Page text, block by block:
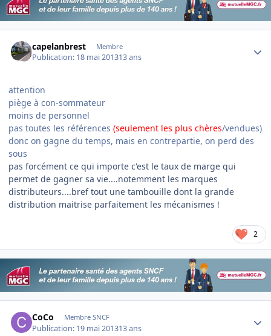
capelanbrest Membre
Publication: 18 mai 201313 ans
attention
piège à con-sommateur
moins de personnel
pas toutes les références (seulement les plus chères/vendues)
donc on gagne du temps, mais en contrepartie, on perd des
sous
pas forcément ce qui importe c'est le taux de marge qui
permet de gagner sa vie....notemment les marques
distributeurs....bref tout une tambouille dont la grande
distribution maitrise parfaitement les mécanismes !
2
CoCo Membre SNCF
Publication: 19 mai 201313 ans